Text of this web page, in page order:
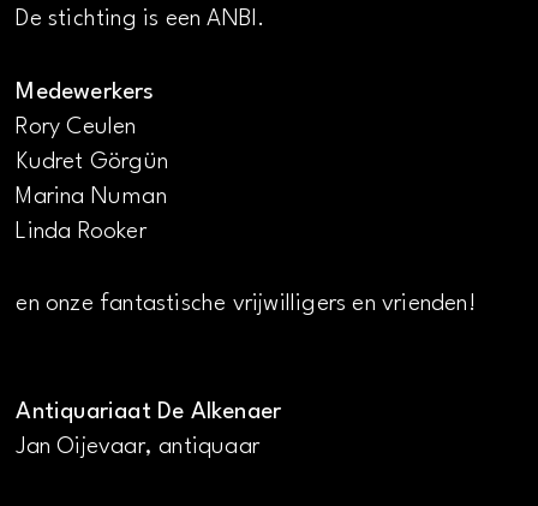
De stichting is een ANBI.
Medewerkers
Rory Ceulen
Kudret Görgün
Marina Numan
Linda Rooker
en onze fantastische vrijwilligers en vrienden!
Antiquariaat De Alkenaer
Jan Oijevaar, antiquaar